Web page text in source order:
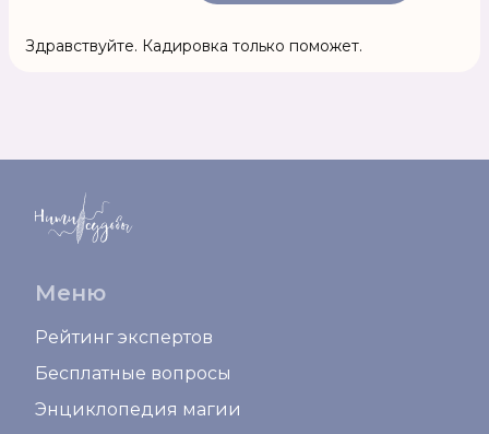
Здравствуйте. Кадировка только поможет.
Меню
Рейтинг экспертов
Бесплатные вопросы
Энциклопедия магии